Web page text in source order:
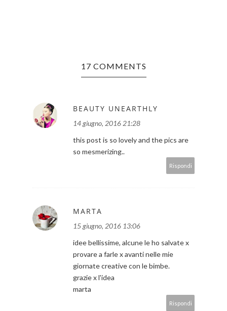
17 COMMENTS
BEAUTY UNEARTHLY
14 giugno, 2016 21:28
this post is so lovely and the pics are
so mesmerizing..
Rispondi
MARTA
15 giugno, 2016 13:06
idee bellissime, alcune le ho salvate x
provare a farle x avanti nelle mie
giornate creative con le bimbe.
grazie x l'idea
marta
Rispondi